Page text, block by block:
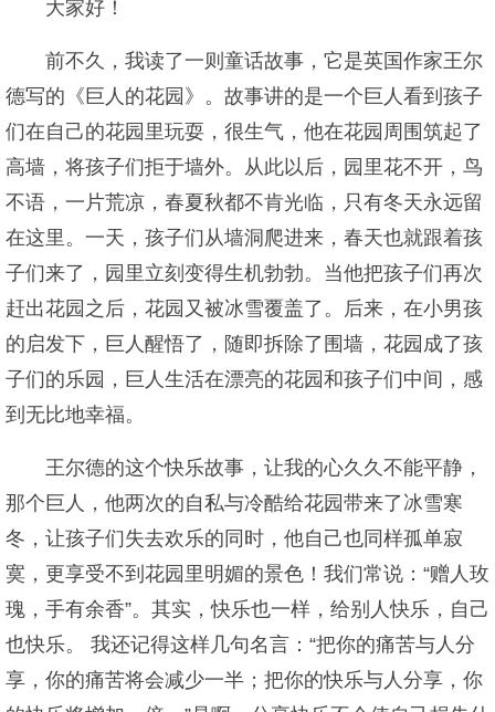
大家好！
前不久，我读了一则童话故事，它是英国作家王尔
德写的《巨人的花园》。故事讲的是一个巨人看到孩子
们在自己的花园里玩耍，很生气，他在花园周围筑起了
高墙，将孩子们拒于墙外。从此以后，园里花不开，鸟
不语，一片荒凉，春夏秋都不肯光临，只有冬天永远留
在这里。一天，孩子们从墙洞爬进来，春天也就跟着孩
子们来了，园里立刻变得生机勃勃。当他把孩子们再次
赶出花园之后，花园又被冰雪覆盖了。后来，在小男孩
的启发下，巨人醒悟了，随即拆除了围墙，花园成了孩
子们的乐园，巨人生活在漂亮的花园和孩子们中间，感
到无比地幸福。
王尔德的这个快乐故事，让我的心久久不能平静，
那个巨人，他两次的自私与冷酷给花园带来了冰雪寒
冬，让孩子们失去欢乐的同时，他自己也同样孤单寂
寞，更享受不到花园里明媚的景色！我们常说：“赠人玫
瑰，手有余香”。其实，快乐也一样，给别人快乐，自己
也快乐。 我还记得这样几句名言：“把你的痛苦与人分
享，你的痛苦将会减少一半；把你的快乐与人分享，你